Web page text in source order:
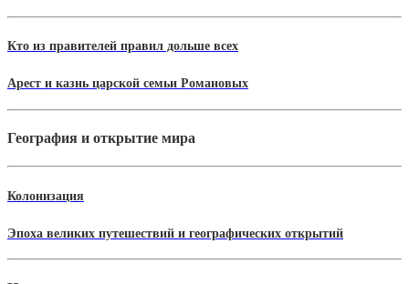
Кто из правителей правил дольше всех
Арест и казнь царской семьи Романовых
География и открытие мира
Колонизация
Эпоха великих путешествий и географических открытий